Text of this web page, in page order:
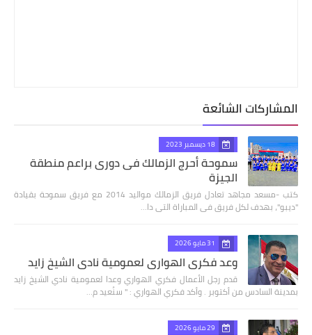
المشاركات الشائعة
18 ديسمبر 2023
سموحة أحرج الزمالك فى دورى براعم منطقة
الجيزة
كتب -مسعد مجاهد تعادل فريق الزمالك مواليد 2014 مع فريق سموحة بقيادة
"ديبو"، بهدف لكل فريق فى المباراة التى دا…
31 مايو 2026
وعد فكري الهواري لعمومية نادي الشيخ زايد
قدم رجل الأعمال فكري الهواري وعدا لعمومية نادي الشيخ زايد
بمدينة السادس من أكتوبر . وأكد فكري الهواري : " سنُعيد م…
29 مايو 2026